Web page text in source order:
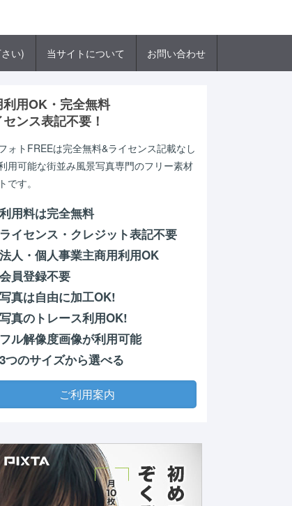
い) 当サイトについて お問い合わせ
利用OK・完全無料
センス表記不要！
ォトFREEは完全無料&ライセンス記載なし
用可能な街並み風景写真専門のフリー素材
です。
利用料は完全無料
ライセンス・クレジット表記不要
法人・個人事業主商用利用OK
会員登録不要
写真は自由に加工OK!
写真のトレース利用OK!
フル解像度画像が利用可能
3つのサイズから選べる
ご利用案内